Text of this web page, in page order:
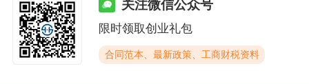
关注微信公众号
限时领取创业礼包
合同范本、最新政策、工商财税资料